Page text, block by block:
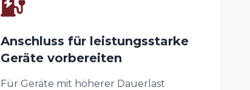
Anschluss für leistungsstarke
Geräte vorbereiten
Für Geräte mit höherer Dauerlast